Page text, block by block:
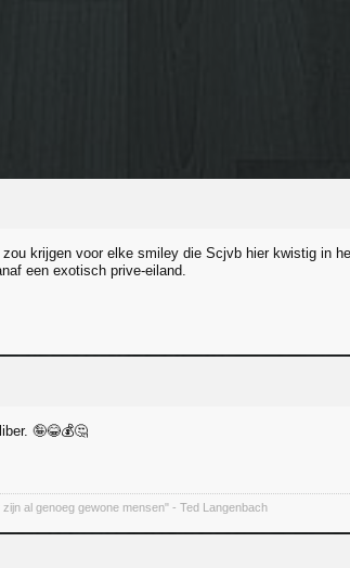
krijgen voor elke smiley die Scjvb hier kwistig in
een exotisch prive-eiland.
🤪😂💰🤔
al genoeg gewone mensen" - Ted Langenbach